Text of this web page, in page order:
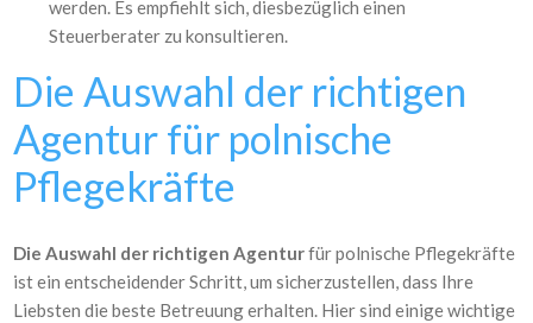
werden. Es empfiehlt sich, diesbezüglich einen
Steuerberater zu konsultieren.
Die Auswahl der richtigen
Agentur für polnische
Pflegekräfte
Die Auswahl der richtigen Agenturfür polnische Pflegekräfte
ist ein entscheidender Schritt, um sicherzustellen, dass Ihre
Liebsten die beste Betreuung erhalten. Hier sind einige wichtige